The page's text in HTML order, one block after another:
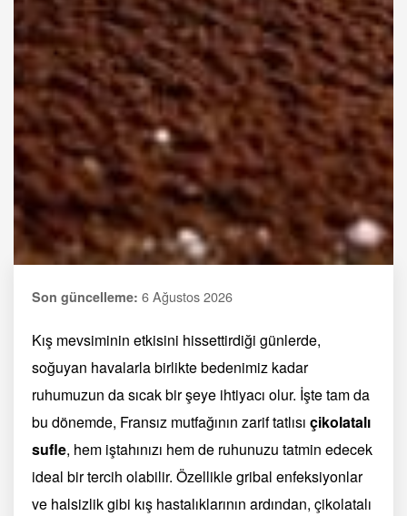
Son güncelleme: 6 Ağustos 2026
Kış mevsiminin etkisini hissettirdiği günlerde,
soğuyan havalarla birlikte bedenimiz kadar
ruhumuzun da sıcak bir şeye ihtiyacı olur. İşte tam da
bu dönemde, Fransız mutfağının zarif tatlısı çikolatalı
sufle, hem iştahınızı hem de ruhunuzu tatmin edecek
ideal bir tercih olabilir. Özellikle gribal enfeksiyonlar
ve halsizlik gibi kış hastalıklarının ardından, çikolatalı